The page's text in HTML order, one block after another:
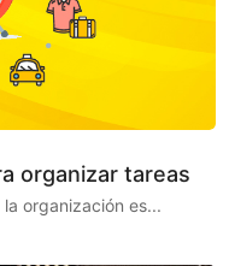
organizar tareas
organización es...